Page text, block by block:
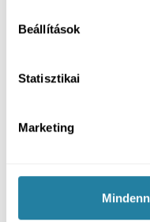
Beállítások
Statisztikai
Marketing
Összefoglalás
kényelmesebb
A pótlás viselés
tisztításhoz a